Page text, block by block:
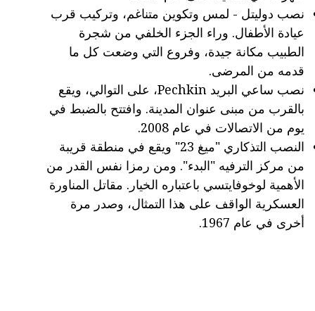
نصب دوليتل - لمس وتكوين متناغم، وتركيب قرب
عيادة الأطفال. وراء الجزء الخلفي من شجرة
الطبيب مكانة جيدة، وفروع التي وضعت كل ما
قدمه من المرضى.
نصب ساعي البريد Pechkin، على التوالي، ويقع
بالقرب من مبنى عنوان المدينة. وافتتح بالضبط في
يوم من الاتصالات في عام 2008.
النصب التذكاري "ميغ 23" ويقع في منطقة قريبة
من مركز الترفيه "البدء". ومن رمزا نفس القدر من
الأهمية لوخوفايتسي باعتباره الخيار. مقاتل المناورة
العسكرية الواقف على هذا التمثال، وصدر مرة
أخرى في عام 1967.